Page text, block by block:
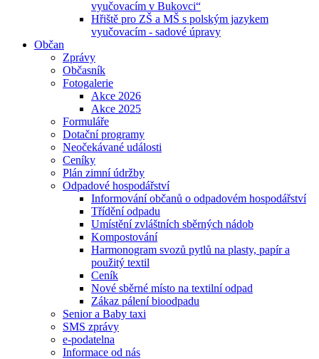
vyučovacím v Bukovci“
Hřiště pro ZŠ a MŠ s polským jazykem
vyučovacím - sadové úpravy
Občan
Zprávy
Občasník
Fotogalerie
Akce 2026
Akce 2025
Formuláře
Dotační programy
Neočekávané události
Ceníky
Plán zimní údržby
Odpadové hospodářství
Informování občanů o odpadovém hospodářství
Třídění odpadu
Umístění zvláštních sběrných nádob
Kompostování
Harmonogram svozů pytlů na plasty, papír a
použitý textil
Ceník
Nové sběrné místo na textilní odpad
Zákaz pálení bioodpadu
Senior a Baby taxi
SMS zprávy
e-podatelna
Informace od nás